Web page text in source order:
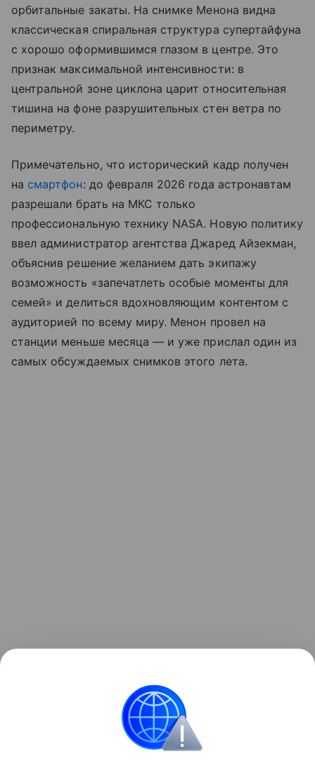
орбитальные закаты. На снимке Менона видна
классическая спиральная структура супертайфуна
с хорошо оформившимся глазом в центре. Это
признак максимальной интенсивности: в
центральной зоне циклона царит относительная
тишина на фоне разрушительных стен ветра по
периметру.
Примечательно, что исторический кадр получен
на смартфон: до февраля 2026 года астронавтам
разрешали брать на МКС только
профессиональную технику NASA. Новую политику
ввел администратор агентства Джаред Айзекман,
объяснив решение желанием дать экипажу
возможность «запечатлеть особые моменты для
семей» и делиться вдохновляющим контентом с
аудиторией по всему миру. Менон провел на
станции меньше месяца — и уже прислал один из
самых обсуждаемых снимков этого лета.